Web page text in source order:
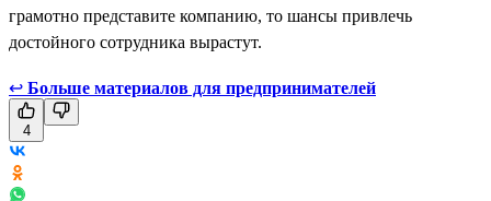
грамотно представите компанию, то шансы привлечь
достойного сотрудника вырастут.
↩ Больше материалов для предпринимателей
4